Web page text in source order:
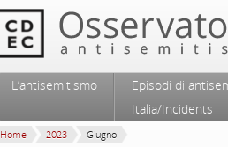
Menu principale
Vai al contenuto principale
Vai al contenuto secondario
L’antisemitismo
Episodi di
Italia/Incidents
Home 2023 Giugno